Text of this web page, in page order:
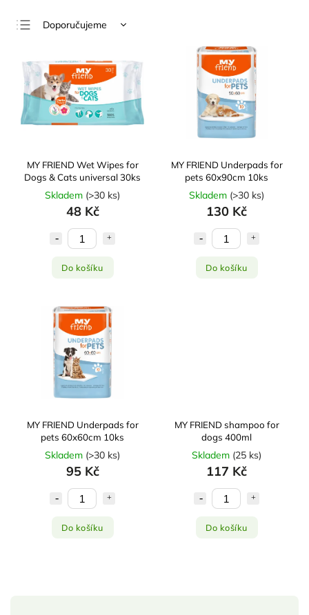
Doporučujeme
Nejdražší
Nejprodávanější
Abecedně
MY FRIEND Wet Wipes for
Dogs & Cats universal 30ks
Skladem (>30 ks)
48 Kč
Do košíku
MY FRIEND Underpads for
pets 60x90cm 10ks
Skladem (>30 ks)
130 Kč
Do košíku
MY FRIEND Underpads for
pets 60x60cm 10ks
Skladem (>30 ks)
95 Kč
Do košíku
MY FRIEND shampoo for
dogs 400ml
Skladem (25 ks)
117 Kč
Do košíku